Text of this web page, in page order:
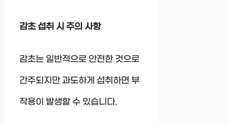
감초 섭취 시 주의 사항
감초는 일반적으로 안전한 것으로
간주되지만 과도하게 섭취하면 부
작용이 발생할 수 있습니다.